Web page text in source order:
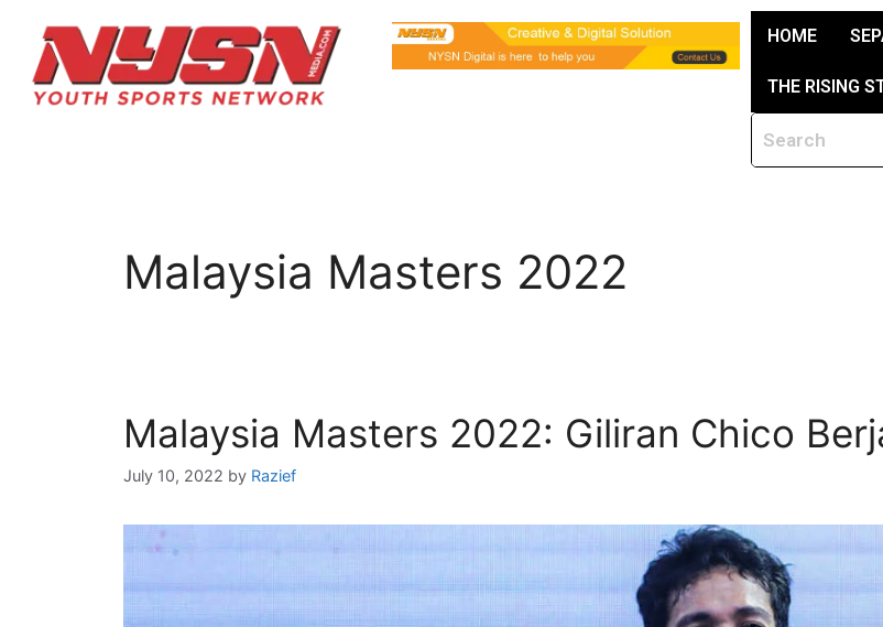
HOME
THE RISING
Malaysia Masters 2022
Malaysia Masters 2022: Giliran Chico
July 10, 2022 by Razief